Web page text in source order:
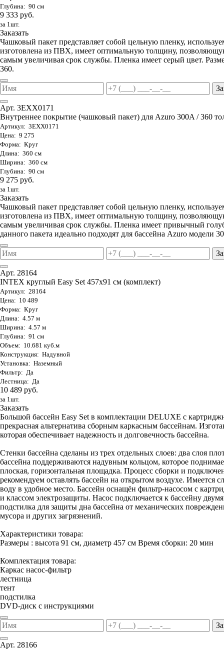
Глубина: 90 см
9 333 руб.
за 1шт.
Заказать
Чашковый пакет представляет собой цельную пленку,
изготовлена из ПВХ, имеет оптимальную толщину,
самым увеличивая срок службы. Пленка имеет серый цвет.
360.
Арт. 3EXX0171
Внутреннее покрытие (чашковый пакет) для Azuro 300A / 360
Артикул: 3EXX0171
Цена: 9 275
Форма: Круг
Длина: 360 см
Ширина: 360 см
Глубина: 90 см
9 275 руб.
за 1шт.
Заказать
Чашковый пакет представляет собой цельную пленку,
изготовлена из ПВХ, имеет оптимальную толщину,
самым увеличивая срок службы. Пленка имеет привычный
данного пакета идеально подходят для бассейна Azuro модели
Арт. 28164
INTEX круглый Easy Set 457х91 см (комплект)
Артикул: 28164
Цена: 10 489
Форма: Круг
Длина: 4.57 м
Ширина: 4.57 м
Глубина: 91 см
Объем: 10.681 куб.м
Конструкция: Надувной
Установка: Наземный
Фильтр: Да
Лестница: Да
10 489 руб.
за 1шт.
Заказать
Большой бассейн Easy Set в комплектации DELUXE с
прекрасная альтернатива сборным каркасным бассейнам.
которая обеспечивает надежность и долговечность бассейна.
Стенки бассейна сделаны из трех отдельных слоев: два слоя
бассейна поддерживаются надувным кольцом, которое
плоская, горизонтальная площадка. Процесс сборки и
рекомендуем оставлять бассейн на открытом воздухе.
воду в удобное место. Бассейн оснащён фильтр-насосом с
и классом электрозащиты. Насос подключается к бассейну
подстилка для защиты дна бассейна от механических
мусора и других загрязнений.
Характеристики товара:
Размеры : высота 91 см, диаметр 457 см Время сборки: 20 мин
Комплектация товара:
Каркас насос-фильтр
лестница
тент
подстилка
DVD-диск с инструкциями
Арт. 28166